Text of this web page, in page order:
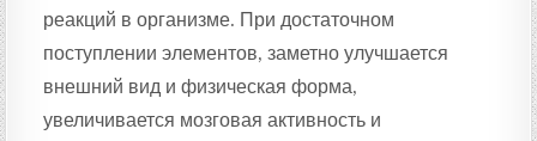
реакций в организме. При достаточном
поступлении элементов, заметно улучшается
внешний вид и физическая форма,
увеличивается мозговая активность и